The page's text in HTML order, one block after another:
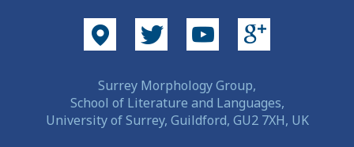
потягиваться
Surrey Morphology Group,
School of Literature and Languages,
University of Surrey, Guildford, GU2 7XH, UK